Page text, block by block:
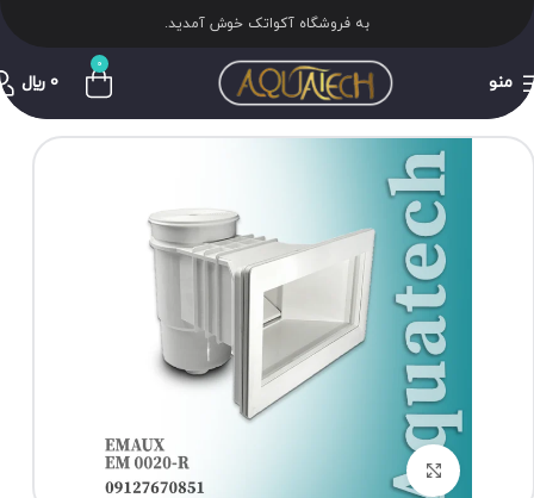
به فروشگاه آکواتک خوش آمدید.
منو
0
0 ﷼
برای بزرگنمایی کلیک کنید